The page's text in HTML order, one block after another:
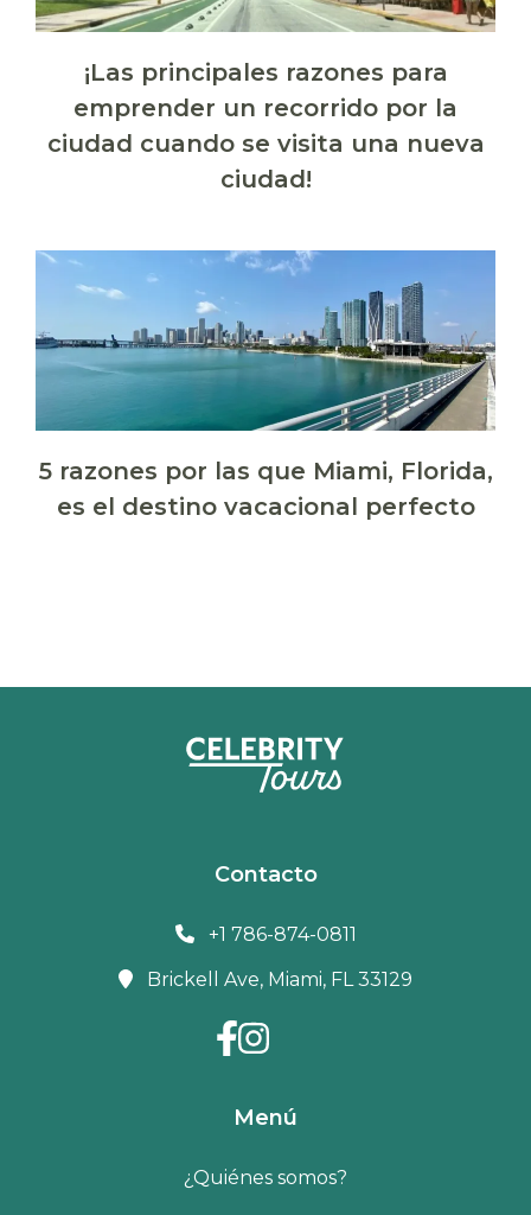
¡Las principales razones para
emprender un recorrido por la
ciudad cuando se visita una nueva
ciudad!
5 razones por las que Miami, Florida,
es el destino vacacional perfecto
Contacto
+1 786-874-0811
Brickell Ave, Miami, FL 33129
Menú
¿Quiénes somos?